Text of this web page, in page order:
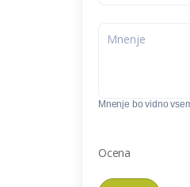
Mnenje bo vidno
Ocena